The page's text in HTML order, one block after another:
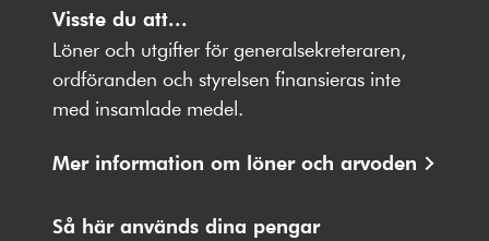
oss
på
Facebbok
oss
på
oss
på
Instagram
på
Youtube
på
LinkedIn
Visste du att...
Löner och utgifter för generalsekreteraren,
ordföranden och styrelsen finansieras inte
med insamlade medel.
Mer information om löner och arvoden
Så här används dina pengar